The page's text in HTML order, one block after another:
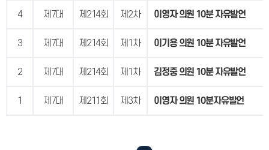
4 제7대 제214회 제2차 이영자 의원 10분 자유발언
3 제7대 제214회 제1차 이기용 의원 10분 자유발언
2 제7대 제214회 제1차 김정중 의원 10분 자유발언
1 제7대 제211회 제3차 이영자 의원 10분자유발언